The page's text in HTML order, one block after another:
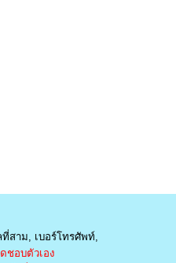
สาม, เบอร์โทรศัพท์,
ชอบตัวเอง